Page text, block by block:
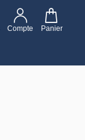
Compte Panier